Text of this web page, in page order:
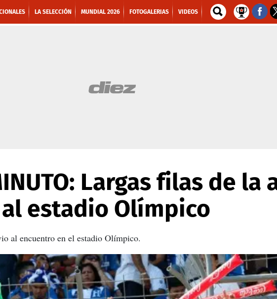
LA SELECCIÓN MUNDIAL 2026 FOTOGALERIAS VIDEOS
Largas filas de la
estadio Olímpico
al encuentro en el estadio Olímpico.